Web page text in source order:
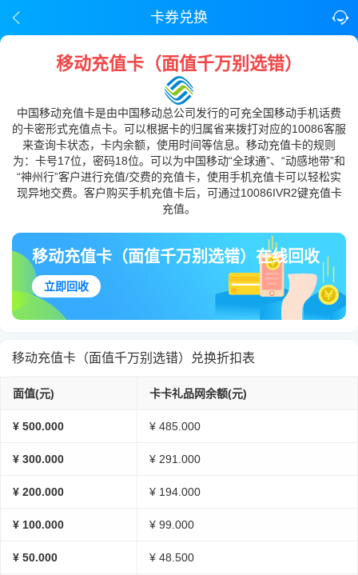
卡券兑换
移动充值卡（面值千万别选错）
中国移动充值卡是由中国移动总公司发行的可充全国移动手机话费
的卡密形式充值点卡。可以根据卡的归属省来拨打对应的10086客服
来查询卡状态，卡内余额，使用时间等信息。移动充值卡的规则
为：卡号17位，密码18位。可以为中国移动“全球通”、“动感地带”和
“神州行”客户进行充值/交费的充值卡，使用手机充值卡可以轻松实
现异地交费。客户购买手机充值卡后，可通过10086IVR2键充值卡
充值。
移动充值卡（面值千万别选错）在线回收
立即回收
移动充值卡（面值千万别选错）兑换折扣表
面值(元) 卡卡礼品网余额(元)
¥ 500.000 ¥ 485.000
¥ 300.000 ¥ 291.000
¥ 200.000 ¥ 194.000
¥ 100.000 ¥ 99.000
¥ 50.000 ¥ 48.500